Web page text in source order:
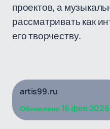
проектов, а
рассматривать как
его творчеству.
artis99.ru
Обновлено 16 фев 2026